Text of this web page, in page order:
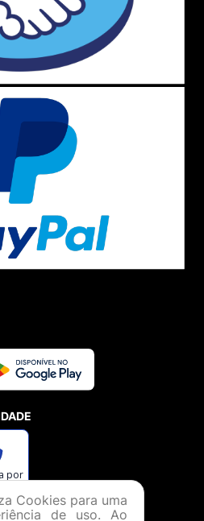
Cookies para uma
de uso. Ao